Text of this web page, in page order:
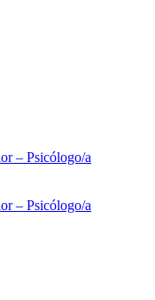
– Psicólogo/a
– Psicólogo/a